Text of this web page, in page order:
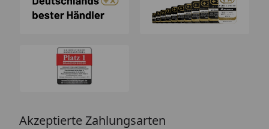
Akzeptierte Zahlungsarten